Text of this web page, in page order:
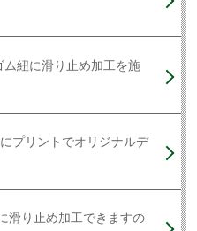
紐に滑り止め加工を施
プリントでオリジナルデ
滑り止め加工できますの